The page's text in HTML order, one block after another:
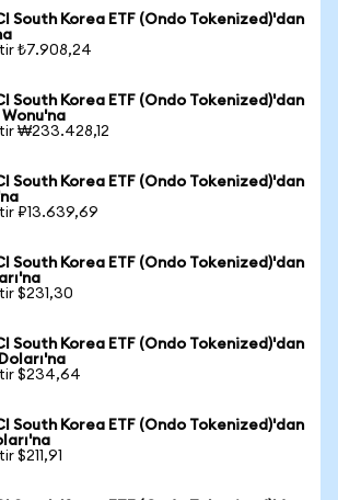
South Korea ETF (Ondo Tokenized)'dan
₺7.908,24
South Korea ETF (Ondo Tokenized)'dan
₩233.428,12
South Korea ETF (Ondo Tokenized)'dan
₽13.639,69
South Korea ETF (Ondo Tokenized)'dan
$231,30
South Korea ETF (Ondo Tokenized)'dan
$234,64
South Korea ETF (Ondo Tokenized)'dan
$211,91